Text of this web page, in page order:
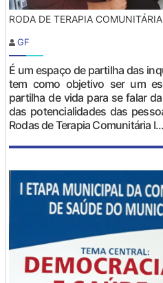
RODA DE TERAPIA
GF
É um espaço de partilha das
tem como objetivo ser um
partilha de vida para se falar
das potencialidades das
Rodas de Terapia Comunitária I...